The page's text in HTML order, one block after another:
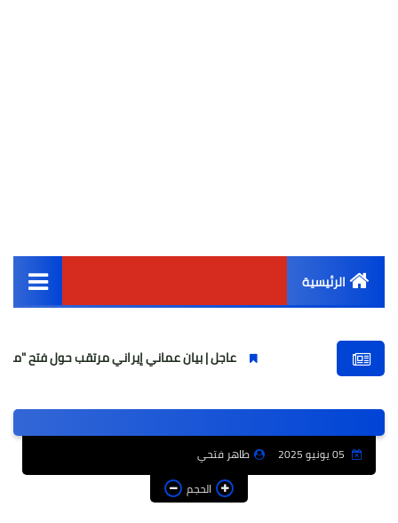
الرئيسية
أخبار مصر
عالمى
الرياضة
عاجل | بيان عماني إيراني مرتقب حول فتح "ممر عبور
طاهر فتحي
الحجم